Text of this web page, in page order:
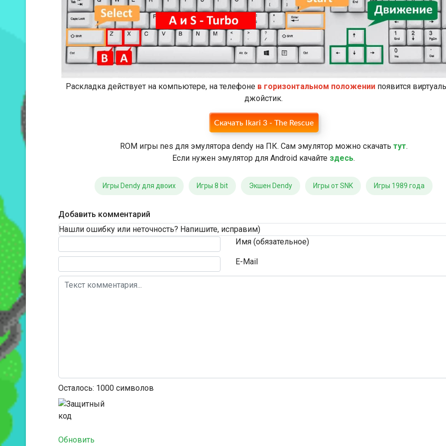
Раскладка действует на компьютере, на телефоне в горизонтальном положениипоявится
джойстик.
Скачать Ikari 3 - The Rescue
ROM игры nes для эмулятора dendy на ПК. Сам эмулятор можно скачать тут.
Если нужен эмулятор для Android качайте здесь.
Игры Dendy для двоих Игры 8 bit Экшен Dendy Игры от SNK Игры 1989 года
Добавить комментарий
Нашли ошибку или неточность? Напишите, исправим)
Имя (обязательное)
E-Mail
Текст комментария
Осталось: 1000 символов
Обновить